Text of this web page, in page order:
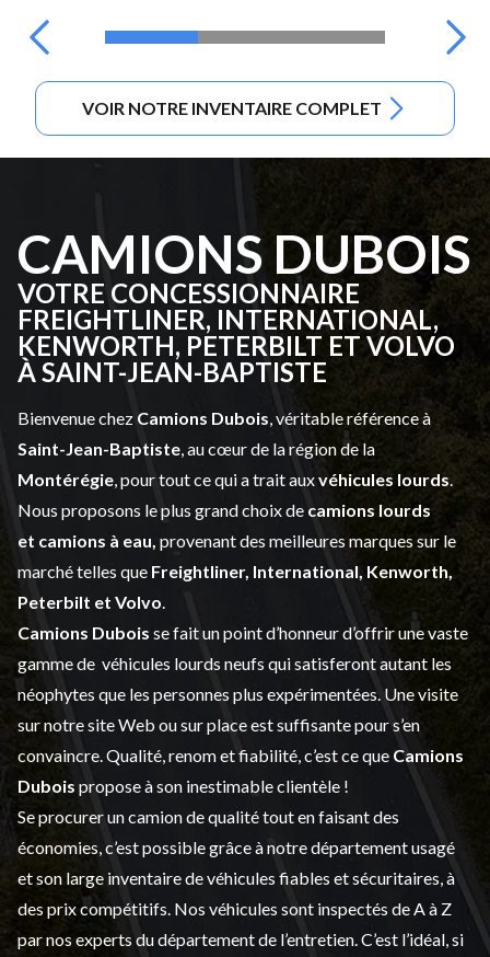
VOIR NOTRE INVENTAIRE COMPLET
CAMIONS DUBOIS
VOTRE CONCESSIONNAIRE
FREIGHTLINER, INTERNATIONAL,
KENWORTH, PETERBILT ET VOLVO
À SAINT-JEAN-BAPTISTE
Bienvenue chez Camions Dubois , véritable référence à
Saint-Jean-Baptiste , au cœur de la région de la
Montérégie , pour tout ce qui a trait auxvéhicules lourds
Nous proposons le plus grand choix de camions lourds
et camions à eau, provenant des meilleures marques sur le
marché telles que Freightliner, International, Kenworth,
Peterbilt et Volvo
Camions Dubois se fait un point d’honneur d’offrir une vaste
gamme de véhicules lourds neufs qui satisferont autant les
néophytes que les personnes plus expérimentées. Une visite
sur notre site Web ou sur place est suffisante pour s’en
convaincre. Qualité, renom et fiabilité, c’est ce que Camions
Dubois propose à son inestimable clientèle !
Se procurer un camion de qualité tout en faisant des
économies, c’est possible grâce à notredépartement usagé
et son large inventaire de véhicules fiables et sécuritaires, à
des prix compétitifs. Nos véhicules sont inspectés de A à Z
par nos experts du département de l’entretien . C’est l’idéal, si